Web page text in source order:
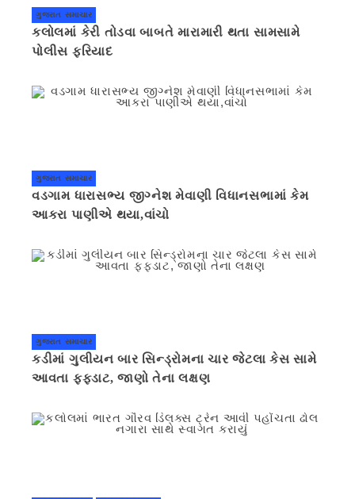
ગુજરાત સમાચાર
કલોલમાં કેરી તોડવા બાબતે મારામારી થતા સામસામે
પોલીસ ફરિયાદ
ગુજરાત સમાચાર
વડગામ ધારાસભ્ય જીગ્નેશ મેવાણી વિધાનસભામાં કેમ
આકરા પાણીએ થયા,વાંચો
ગુજરાત સમાચાર
કડીમાં ગુલીયન બાર સિન્ડ્રોમના ચાર જેટલા કેસ સામે
આવતા ફફડાટ, જાણો તેના લક્ષણ